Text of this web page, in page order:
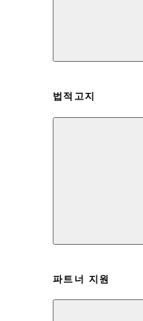
법적고지
파트너 지원